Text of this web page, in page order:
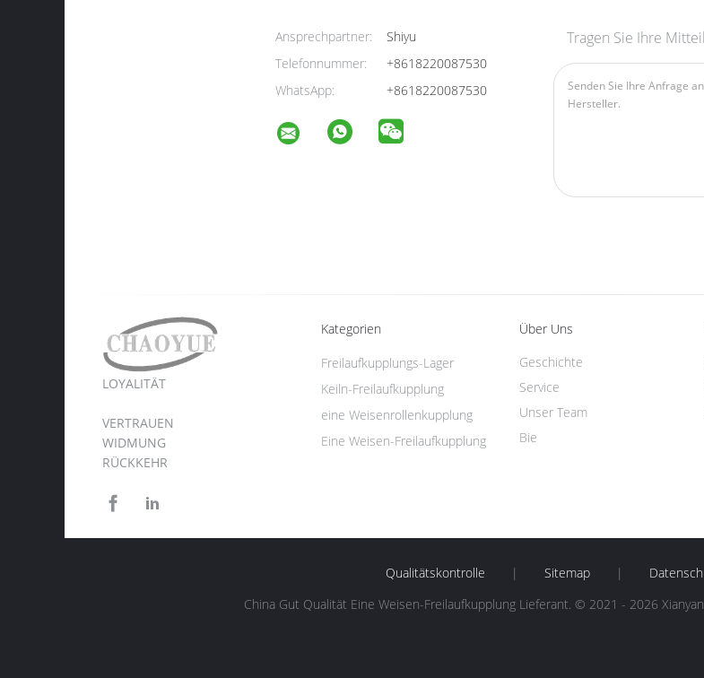
Ansprechpartner:
Shiyu
Telefonnummer:
+8618220087530
WhatsApp:
+8618220087530
Tragen Sie Ihre
LOYALITÄT
VERTRAUEN
WIDMUNG
RÜCKKEHR
Kategorien
Eine Weisen-Freilaufkupplung
Freilaufkupplungs-Lager
Keiln-Freilaufkupplung
eine Weisenrollenkupplung
Über Uns
Bie
Geschichte
Service
Unser Team
Qualitätskontrolle | Sitemap |
China Gut Qualität Eine Weisen-Freilaufkupplung Lieferant. © 2021 - 2026